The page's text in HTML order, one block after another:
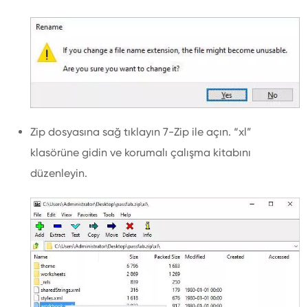
Zip dosyasına sağ tıklayın 7-Zip ile açın. “xl”
klasörüne gidin ve korumalı çalışma kitabını
düzenleyin.